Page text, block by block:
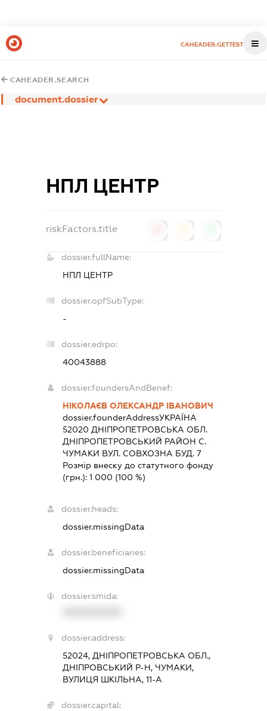
CAHEADER.GETTEST
CAHEADER.SEARCH
document.dossier
НПЛ ЦЕНТР
riskFactors.title
dossier.fullName:
НПЛ ЦЕНТР
dossier.opfSubType:
-
dossier.edrpo:
40043888
dossier.foundersAndBenef:
НІКОЛАЄВ ОЛЕКСАНДР ІВАНОВИЧ
dossier.founderAddressУКРАЇНА
52020 ДНIПРОПЕТРОВСЬКА ОБЛ.
ДНIПРОПЕТРОВСЬКИЙ РАЙОН С.
ЧУМАКИ ВУЛ. СОВХОЗНА БУД. 7
Розмір внеску до статутного фонду
(грн.): 1 000 (100 %)
dossier.heads:
dossier.missingData
dossier.beneficiaries:
dossier.missingData
dossier.smida:
dossier.address:
52024, ДНІПРОПЕТРОВСЬКА ОБЛ.,
ДНІПРОВСЬКИЙ Р-Н, ЧУМАКИ,
ВУЛИЦЯ ШКІЛЬНА, 11-А
dossier.capital: